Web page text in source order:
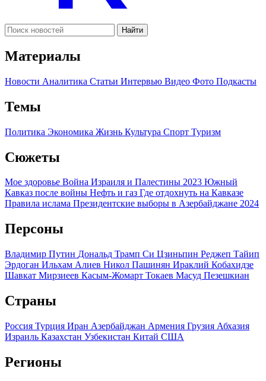
Найти
Материалы
Новости Аналитика Статьи Интервью Видео Фото Подкасты
Темы
Политика Экономика Жизнь Культура Спорт Туризм
Сюжеты
Мое здоровье Война Израиля и Палестины 2023 Южный
Кавказ после войны Нефть и газ Где отдохнуть на Кавказе
Правила ислама Президентские выборы в Азербайджане 2024
Персоны
Владимир Путин Дональд Трамп Си Цзиньпин Реджеп Тайип
Эрдоган Ильхам Алиев Никол Пашинян Ираклий Кобахидзе
Шавкат Мирзиеев Касым-Жомарт Токаев Масуд Пезешкиан
Страны
Россия Турция Иран Азербайджан Армения Грузия Абхазия
Израиль Казахстан Узбекистан Китай США
Регионы